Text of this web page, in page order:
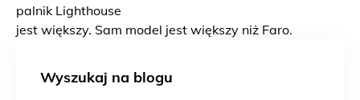
palnik Lighthouse
jest większy. Sam model jest większy niż Faro.
Wyszukaj na blogu